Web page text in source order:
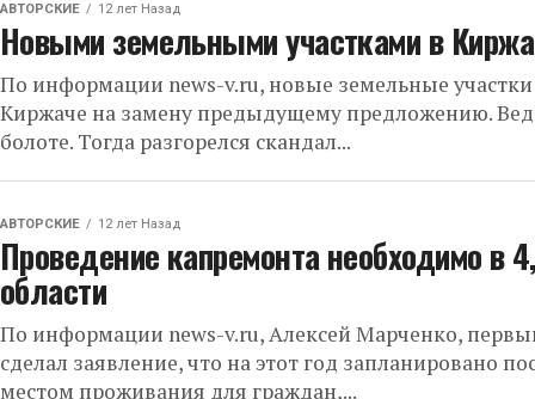
АВТОРСКИЕ 12 лет Назад
Новыми земельными участками в
По информации news-v.ru, новые земельные
Киржаче на замену предыдущему предложению.
болоте. Тогда разгорелся скандал...
АВТОРСКИЕ 12 лет Назад
Проведение капремонта необходимо в
области
По информации news-v.ru, Алексей Марченко,
сделал заявление, что на этот год запланировано
местом проживания для граждан,...